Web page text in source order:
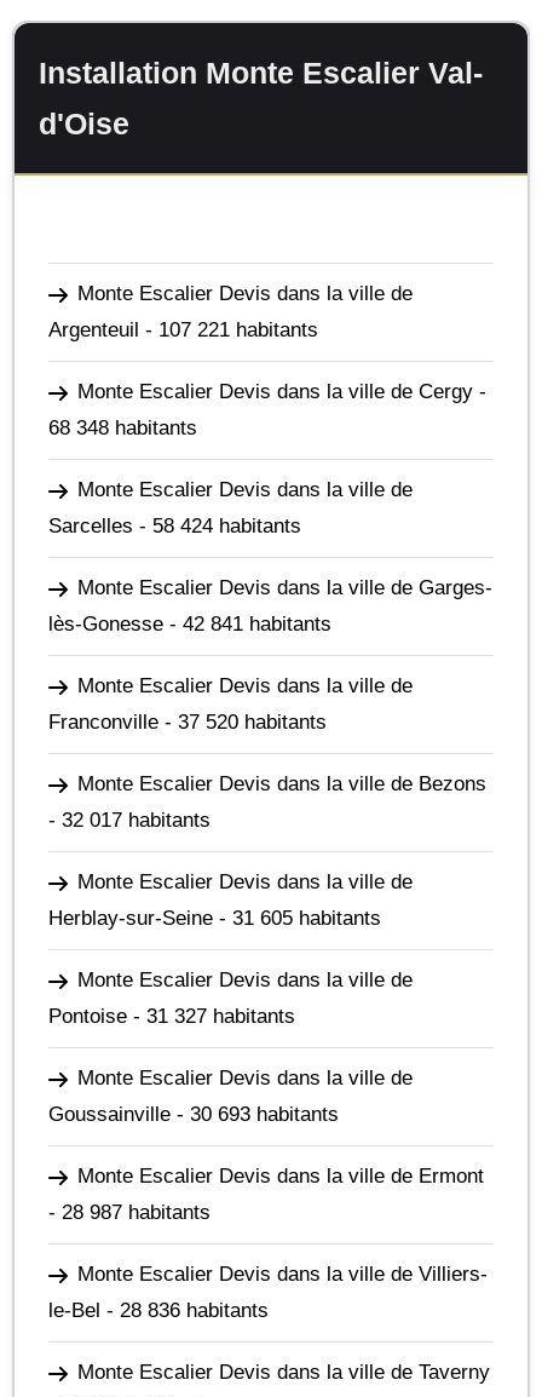
Installation Monte Escalier Val-
d'Oise
Monte Escalier Devis dans la ville de
Argenteuil - 107 221 habitants
Monte Escalier Devis dans la ville de Cergy -
68 348 habitants
Monte Escalier Devis dans la ville de
Sarcelles - 58 424 habitants
Monte Escalier Devis dans la ville de Garges-
lès-Gonesse - 42 841 habitants
Monte Escalier Devis dans la ville de
Franconville - 37 520 habitants
Monte Escalier Devis dans la ville de Bezons
- 32 017 habitants
Monte Escalier Devis dans la ville de
Herblay-sur-Seine - 31 605 habitants
Monte Escalier Devis dans la ville de
Pontoise - 31 327 habitants
Monte Escalier Devis dans la ville de
Goussainville - 30 693 habitants
Monte Escalier Devis dans la ville de Ermont
- 28 987 habitants
Monte Escalier Devis dans la ville de Villiers-
le-Bel - 28 836 habitants
Monte Escalier Devis dans la ville de Taverny